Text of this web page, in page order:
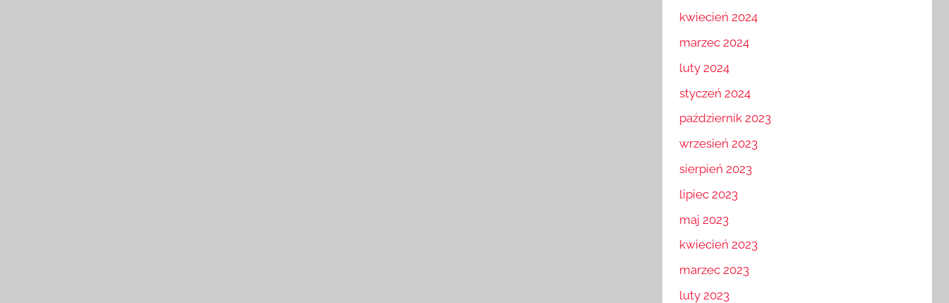
kwiecień 2024
marzec 2024
luty 2024
styczeń 2024
październik 2023
wrzesień 2023
sierpień 2023
lipiec 2023
maj 2023
kwiecień 2023
marzec 2023
luty 2023